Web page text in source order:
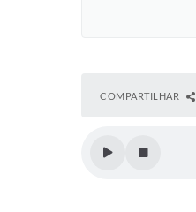
COMPARTILHAR